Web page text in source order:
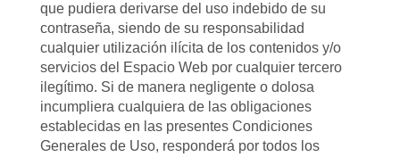
que pudiera derivarse del uso indebido de su
contraseña, siendo de su responsabilidad
cualquier utilización ilícita de los contenidos y/o
servicios del Espacio Web por cualquier tercero
ilegítimo. Si de manera negligente o dolosa
incumpliera cualquiera de las obligaciones
establecidas en las presentes Condiciones
Generales de Uso, responderá por todos los